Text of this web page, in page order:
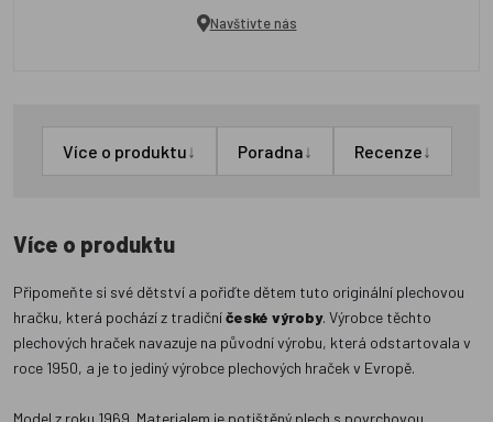
Navštivte nás
Více o produktu↓ Poradna↓ Recenze↓
Více o produktu
Připomeňte si své dětství a pořiďte dětem tuto originální plechovou
hračku, která pochází z tradičníčeské výroby. Výrobce těchto
plechových hraček navazuje na původní výrobu, která odstartovala v
roce 1950, a je to jediný výrobce plechových hraček v Evropě.